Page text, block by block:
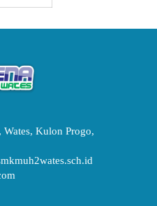
Kulon Progo,